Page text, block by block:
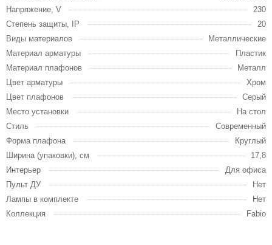
Напряжение, V
230
Степень защиты, IP
20
Виды материалов
Металлические
Материал арматуры
Пластик
Материал плафонов
Металл
Цвет арматуры
Хром
Цвет плафонов
Серый
Место установки
На стол
Стиль
Современный
Форма плафона
Круглый
Ширина (упаковки), см
17,8
Интерьер
Для офиса
Пульт ДУ
Нет
Лампы в комплекте
Нет
Коллекция
Fabio